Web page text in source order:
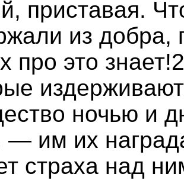
приставая.
из доб­ра,
про это
ночью и
— им их
страха над